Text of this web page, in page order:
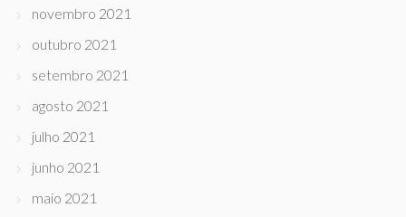
novembro 2021
outubro 2021
setembro 2021
agosto 2021
julho 2021
junho 2021
maio 2021